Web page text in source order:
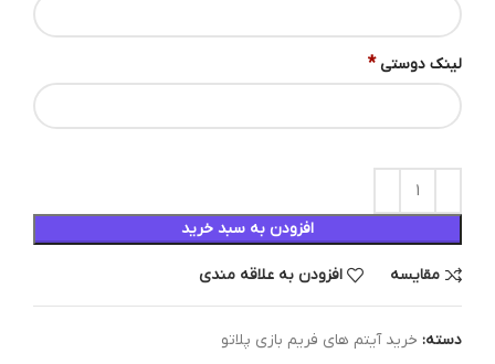
لینک دوستی *
افزودن به سبد خرید
مقایسه افزودن به علاقه مندی
دسته: خرید آیتم های فریم بازی پلاتو